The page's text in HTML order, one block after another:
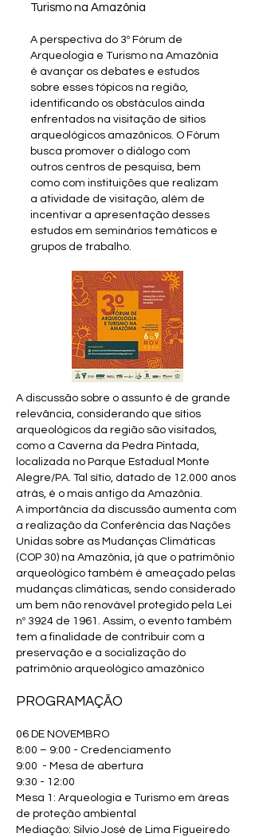
Turismo na Amazônia
A perspectiva do 3º Fórum de
Arqueologia e Turismo na Amazônia
é avançar os debates e estudos
sobre esses tópicos na região,
identificando os obstáculos ainda
enfrentados na visitação de sítios
arqueológicos amazônicos. O Fórum
busca promover o diálogo com
outros centros de pesquisa, bem
como com instituições que realizam
a atividade de visitação, além de
incentivar a apresentação desses
estudos em seminários temáticos e
grupos de trabalho.
​A discussão sobre o assunto é de grande
relevância, considerando que sítios
arqueológicos da região são visitados,
como a Caverna da Pedra Pintada,
localizada no Parque Estadual Monte
Alegre/PA. Tal sítio, datado de 12.000 anos
atrás, é o mais antigo da Amazônia.
A importância da discussão aumenta com
a realização da Conferência das Nações
Unidas sobre as Mudanças Climáticas
(COP 30) na Amazônia, já que o patrimônio
arqueológico também é ameaçado pelas
mudanças climáticas, sendo considerado
um bem não renovável protegido pela Lei
nº 3924 de 1961. Assim, o evento também
tem a finalidade de contribuir com a
preservação e a socialização do
patrimônio arqueológico amazônico
PROGRAMAÇÃO
06 DE NOVEMBRO
8:00 – 9:00 - Credenciamento
9:00 - Mesa de abertura
9:30 - 12:00
Mesa 1: Arqueologia e Turismo em áreas
de proteção ambiental
Mediação: Silvio José de Lima Figueiredo